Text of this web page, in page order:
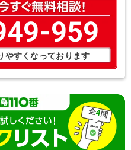
959
やすくなっております
全4問